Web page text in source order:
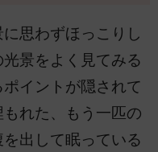
思わずほっこりし
景をよく見てみる
イントが隠されて
れた、もう一匹の
出して眠っている